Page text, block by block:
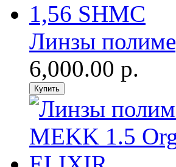
Линзы
6,000.00 р.